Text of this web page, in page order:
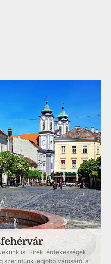
is. Hírek, érdekességek,
szerintünk legjobb városáról a